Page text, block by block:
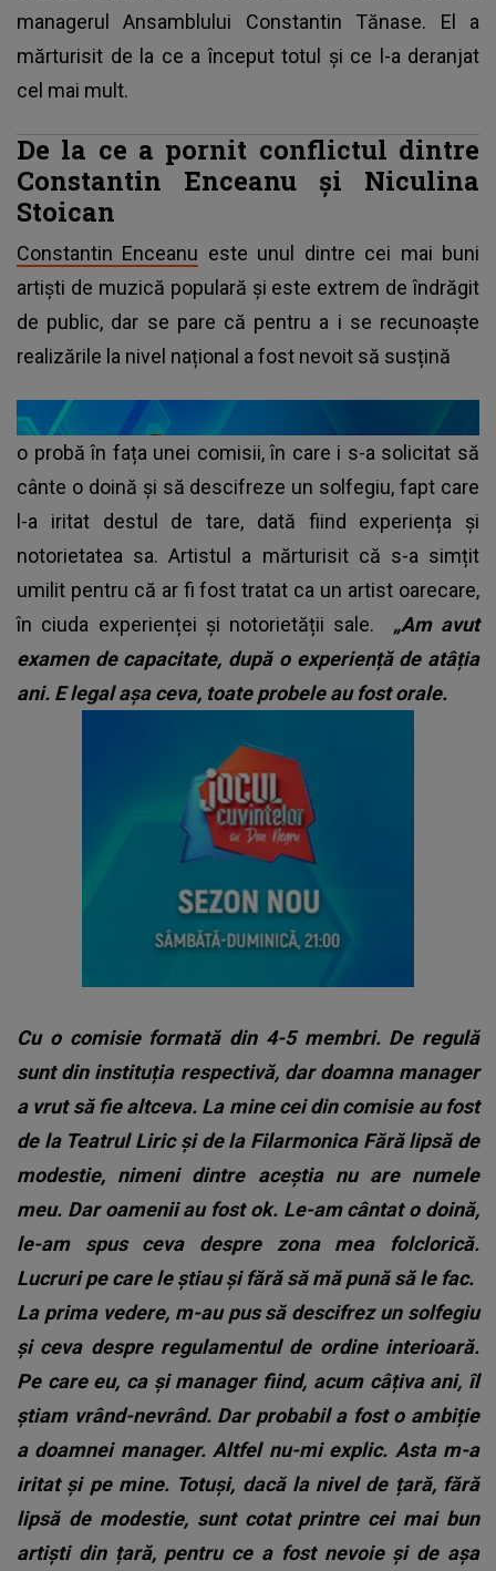
managerul Ansamblului Constantin Tănase. El a
mărturisit de la ce a început totul și ce l-a deranjat
cel mai mult.
De la ce a pornit conflictul dintre
Constantin Enceanu și Niculina
Stoican
Constantin Enceanu este unul dintre cei mai buni
artiști de muzică populară și este extrem de îndrăgit
de public, dar se pare că pentru a i se recunoaște
realizările la nivel național a fost nevoit să susțină
o probă în fața unei comisii, în care i s-a solicitat să
cânte o doină și să descifreze un solfegiu, fapt care
l-a iritat destul de tare, dată fiind experiența și
notorietatea sa. Artistul a mărturisit că s-a simțit
umilit pentru că ar fi fost tratat ca un artist oarecare,
în ciuda experienței și notorietății sale.
„Am avut
examen de capacitate, după o experiență de atâția
ani. E legal așa ceva, toate probele au fost orale.
Cu o comisie formată din 4-5 membri. De regulă
sunt din instituția respectivă, dar doamna manager
a vrut să fie altceva. La mine cei din comisie au fost
de la Teatrul Liric și de la Filarmonica Fără lipsă de
modestie, nimeni dintre aceștia nu are numele
meu. Dar oamenii au fost ok. Le-am cântat o doină,
le-am spus ceva despre zona mea folclorică.
Lucruri pe care le știau și fără să mă pună să le fac.
La prima vedere, m-au pus să descifrez un solfegiu
și ceva despre regulamentul de ordine interioară.
Pe care eu, ca și manager fiind, acum câțiva ani, îl
știam vrând-nevrând. Dar probabil a fost o ambiție
a doamnei manager. Altfel nu-mi explic. Asta m-a
iritat și pe mine. Totuși, dacă la nivel de țară, fără
lipsă de modestie, sunt cotat printre cei mai bun
artiști din țară, pentru ce a fost nevoie și de așa